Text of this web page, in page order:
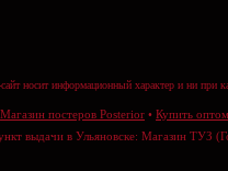
носит информационный характер и ни
Магазин постеров Posterior • Купить оптом
выдачи в Ульяновске: Магазин ТУЗ